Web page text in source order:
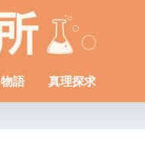
物語 真理探求